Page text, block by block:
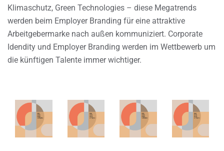
Klimaschutz, Green Technologies – diese Megatrends
werden beim Employer Branding für eine attraktive
Arbeitgebermarke nach außen kommuniziert. Corporate
Idendity und Employer Branding werden im Wettbewerb um
die künftigen Talente immer wichtiger.